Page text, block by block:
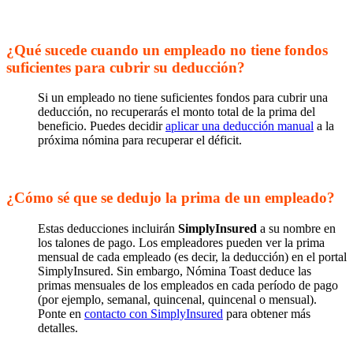
¿Qué sucede cuando un empleado no tiene fondos
suficientes para cubrir su deducción?
Si un empleado no tiene suficientes fondos para cubrir una
deducción, no recuperarás el monto total de la prima del
beneficio. Puedes decidiraplicar una deducción manual a la
próxima nómina para recuperar el déficit.
¿Cómo sé que se dedujo la prima de un empleado?
Estas deducciones incluirán SimplyInsured a su nombre en
los talones de pago. Los empleadores pueden ver la prima
mensual de cada empleado (es decir, la deducción) en el portal
SimplyInsured. Sin embargo, Nómina Toast deduce las
primas mensuales de los empleados en cada período de pago
(por ejemplo, semanal, quincenal, quincenal o mensual).
Ponte en contacto con SimplyInsured para obtener más
detalles.